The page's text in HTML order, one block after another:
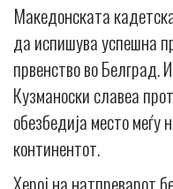
Македонската
да испишува успешна
првенство во Белград.
Кузманоски славеа
обезбедија место меѓу
континентот.
Херој на натпреварот